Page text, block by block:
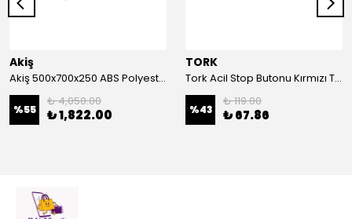
Akiş
Akiş 500x700x250 ABS Polyester Pano | Duvar Pano | Plastik Elektrik Panosu
%55
₺ 4,050.00
₺ 1,822.00
TORK
Tork Acil Stop Butonu Kırmızı TRK-A3-01ZS Acil Durum Butonu | Kırmızı Mantar Tipi NC1
%43
₺ 119.00
₺ 67.86